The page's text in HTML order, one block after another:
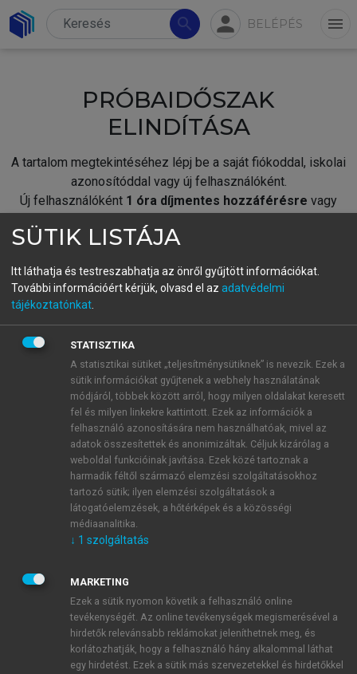
search person BELÉPÉS menu
PRÓBAIDŐSZAK
ELINDÍTÁSA
A tartalom megtekintéséhez lépj be a saját fiókoddal, iskolai
azonosítóddal vagy új felhasználóként.
Új felhasználóként 1 óra díjmentes hozzáférésre vagy
fiókoddal,vagy hozz létre új fiókot.
A regisztráció után apróbaidőszakautomatikusan
BELÉPÉS SAJÁT FIÓKKAL
ÚJ FIÓK LÉTREHOZÁSA
1 óra díjmentes hozzáférés
E-MAIL-CÍM
JELSZÓ
JELSZÓ ÚJRA
SÜTIK LISTÁJA
Itt láthatja és testreszabhatja az önről gyűjtött információkat.
További információért kérjük, olvasd el az adatvédelmi
tájékoztatónkat
STATISZTIKA
A statisztikai sütiket „teljesítménysütiknek” is nevezik. Ezek a
sütik információkat gyűjtenek a webhely használatának
módjáról, többek között arról, hogy milyen oldalakat keresett
fel és milyen linkekre kattintott. Ezek az információk a
felhasználó azonosítására nem használhatóak, mivel az
adatok összesítettek és anonimizáltak. Céljuk kizárólag a
weboldal funkcióinak javítása. Ezek közé tartoznak a
harmadik féltől származó elemzési szolgáltatásokhoz
tartozó sütik; ilyen elemzési szolgáltatások a
látogatóelemzések, a hőtérképek és a közösségi
médiaanalitika.
↓ 1 szolgáltatás
MARKETING
Ezek a sütik nyomon követik a felhasználó online
tevékenységét. Az online tevékenységek megismerésével a
hirdetők relevánsabb reklámokat jeleníthetnek meg, és
korlátozhatják, hogy a felhasználó hány alkalommal láthat
egy hirdetést. Ezek a sütik más szervezetekkel és hirdetőkkel